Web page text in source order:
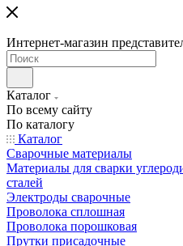
Интернет-магазин
Каталог
По всему сайту
По каталогу
Каталог
Сварочные материалы
Материалы для сварки
сталей
Электроды сварочные
Проволока сплошная
Проволока порошковая
Прутки присадочные